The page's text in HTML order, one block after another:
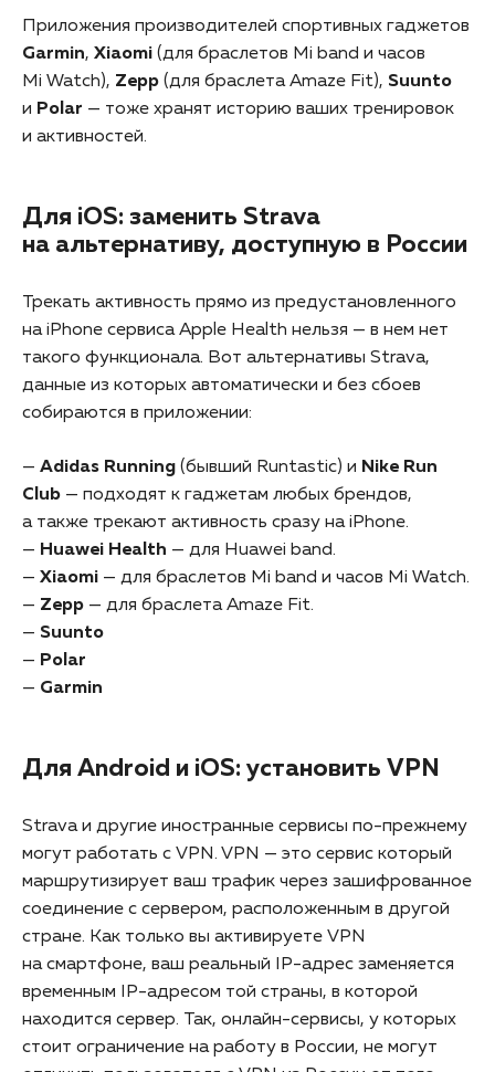
Приложения производителей спортивных гаджетов
Garmin, Xiaomi (для браслетов Mi band и часов
Mi Watch), Zepp (для браслета Amaze Fit), Suunto
и Polar — тоже хранят историю ваших тренировок
и активностей.
Для iOS: заменить Strava
на альтернативу, доступную в России
Трекать активность прямо из предустановленного
на iPhone сервиса Apple Health нельзя — в нем нет
такого функционала. Вот альтернативы Strava,
данные из которых автоматически и без сбоев
собираются в приложении:
— Adidas Running (бывший Runtastic) и Nike Run
Club — подходят к гаджетам любых брендов,
а также трекают активность сразу на iPhone.
— Huawei Health — для Huawei band.
— Xiaomi — для браслетов Mi band и часов Mi Watch.
— Zepp — для браслета Amaze Fit.
— Suunto
— Polar
— Garmin
Для Android и iOS: установить VPN
Strava и другие иностранные сервисы по-прежнему
могут работать с VPN. VPN — это сервис который
маршрутизирует ваш трафик через зашифрованное
соединение с сервером, расположенным в другой
стране. Как только вы активируете VPN
на смартфоне, ваш реальный IP-адрес заменяется
временным IP-адресом той страны, в которой
находится сервер. Так, онлайн-сервисы, у которых
стоит ограничение на работу в России, не могут